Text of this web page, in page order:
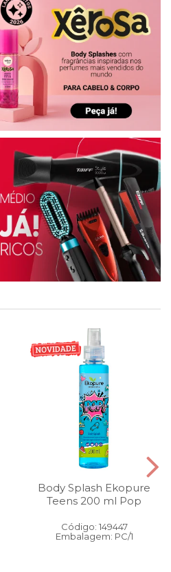
Body Splash Ekopure
Teens 200 ml Pop
Código: 149447
Embalagem: PC/1